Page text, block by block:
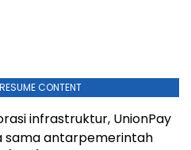
CONTENT
infrastruktur, UnionPay
sama antarpemerintah